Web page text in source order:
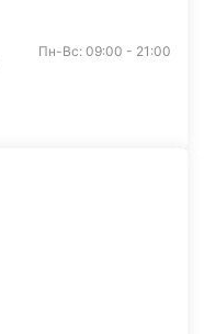
Пн-Вс: 09:00 - 21:00